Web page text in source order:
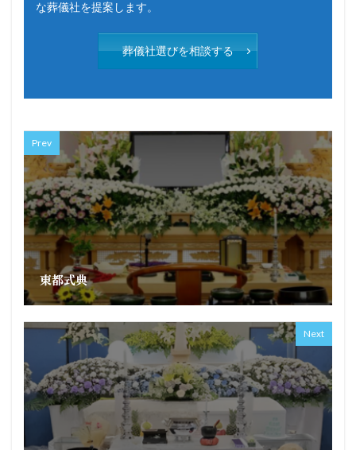
な葬儀社を提案します。
葬儀社選びを相談する
Prev
東都式典
Next